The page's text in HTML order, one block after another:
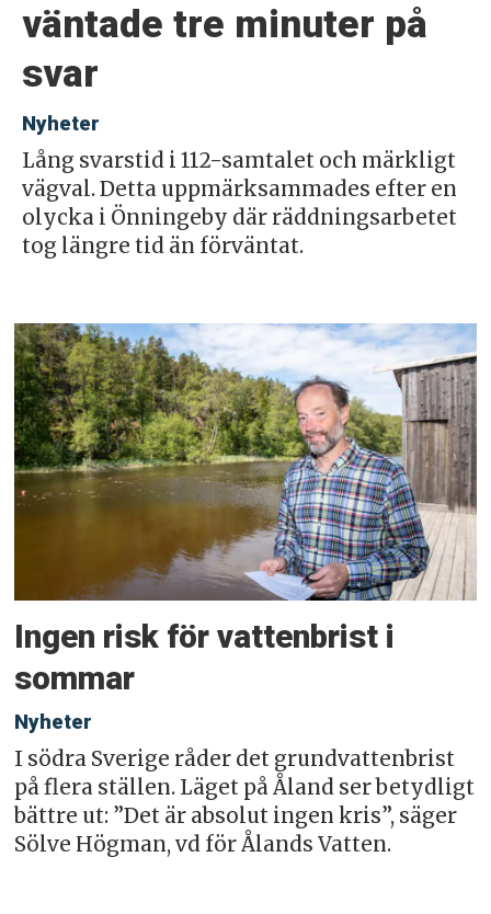
väntade tre minuter på
svar
Nyheter
Lång svarstid i 112-samtalet och märkligt
vägval. Detta uppmärksammades efter en
olycka i Önningeby där räddningsarbetet
tog längre tid än förväntat.
Ingen risk för vattenbrist i
sommar
Nyheter
I södra Sverige råder det grundvattenbrist
på flera ställen. Läget på Åland ser betydligt
bättre ut: ”Det är absolut ingen kris”, säger
Sölve Högman, vd för Ålands Vatten.